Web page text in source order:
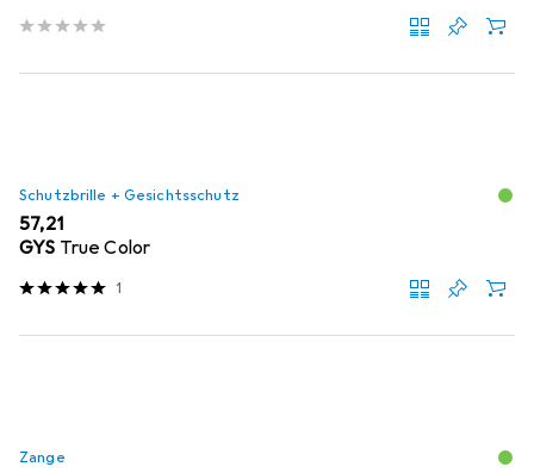
Schutzbrille + Gesichtsschutz
EUR
57,21
GYS True Color
1
Zange